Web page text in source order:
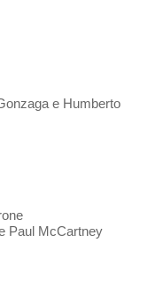
e Humberto
Paul McCartney